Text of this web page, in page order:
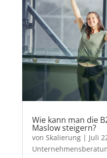
Wie kann man die
Maslow steigern?
von Skalierung| Juli